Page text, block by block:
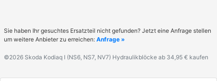
Sie haben Ihr gesuchtes Ersatzteil nicht gefunden? Jetzt eine Anfrage stellen
um weitere Anbieter zu erreichen: Anfrage »
©2026 Skoda Kodiaq I (NS6, NS7, NV7) Hydraulikblöcke ab 34,95 € kaufen